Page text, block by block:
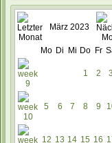
März 2023
Mo Di Mi Do Fr
1 2 3
5 6 7 8 9
12 13 14 15 16